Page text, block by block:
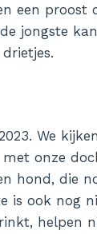
een
jongste
We
onze
hond, die
is ook nog
helpen